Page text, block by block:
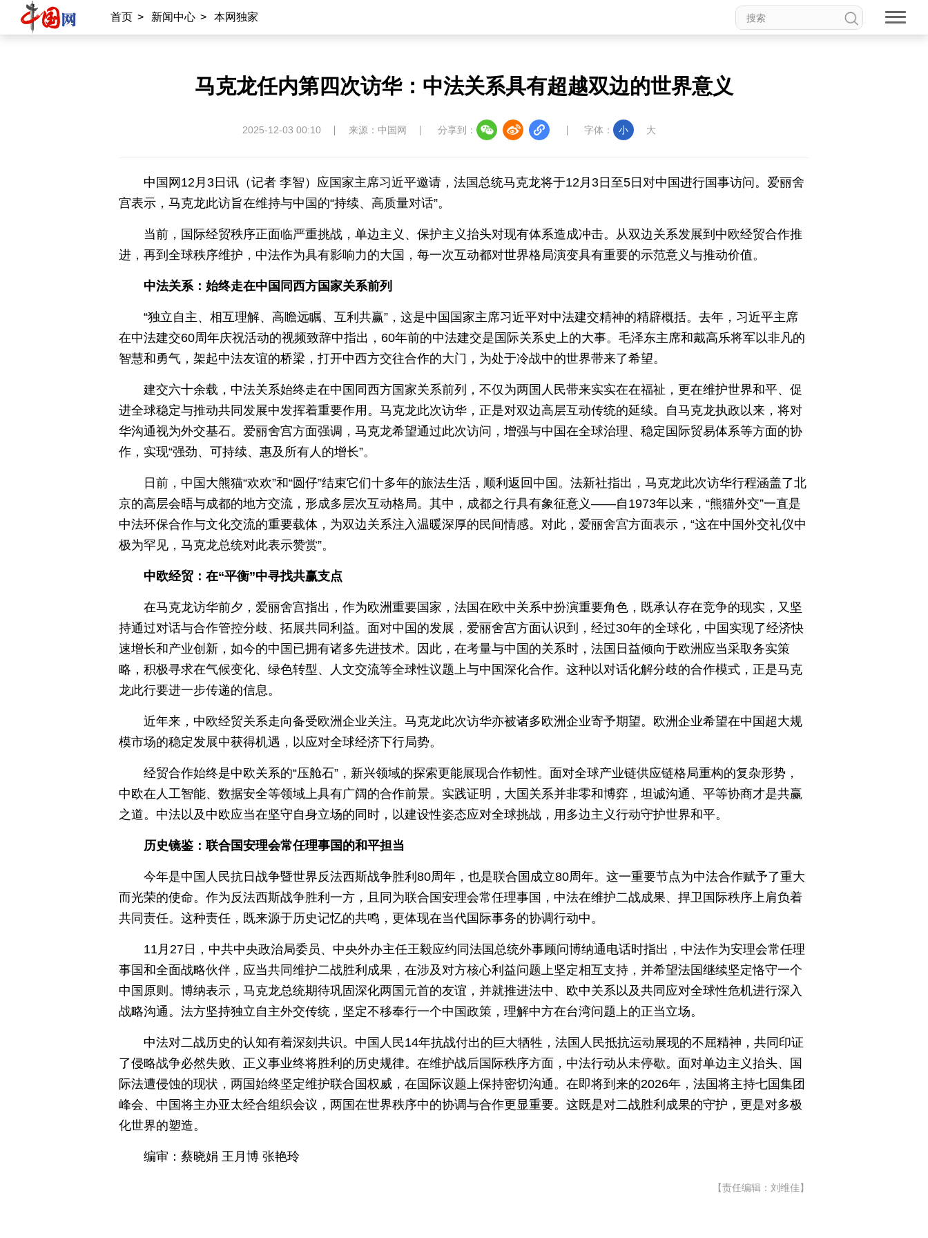
首页 > 新闻中心 > 本网独家
马克龙任内第四次访华：中法关系具有超越双边的世界意义
2025-12-03 00:10 来源：中国网 分享到： 字体： 小 大
中国网12月3日讯（记者 李智）应国家主席习近平邀请，法国总统马克龙将于12月3日至5日对中国进行国事访问。爱丽舍
宫表示，马克龙此访旨在维持与中国的“持续、高质量对话”。
当前，国际经贸秩序正面临严重挑战，单边主义、保护主义抬头对现有体系造成冲击。从双边关系发展到中欧经贸合作推
进，再到全球秩序维护，中法作为具有影响力的大国，每一次互动都对世界格局演变具有重要的示范意义与推动价值。
中法关系：始终走在中国同西方国家关系前列
“独立自主、相互理解、高瞻远瞩、互利共赢”，这是中国国家主席习近平对中法建交精神的精辟概括。去年，习近平主席
在中法建交60周年庆祝活动的视频致辞中指出，60年前的中法建交是国际关系史上的大事。毛泽东主席和戴高乐将军以非凡的
智慧和勇气，架起中法友谊的桥梁，打开中西方交往合作的大门，为处于冷战中的世界带来了希望。
建交六十余载，中法关系始终走在中国同西方国家关系前列，不仅为两国人民带来实实在在福祉，更在维护世界和平、促
进全球稳定与推动共同发展中发挥着重要作用。马克龙此次访华，正是对双边高层互动传统的延续。自马克龙执政以来，将对
华沟通视为外交基石。爱丽舍宫方面强调，马克龙希望通过此次访问，增强与中国在全球治理、稳定国际贸易体系等方面的协
作，实现“强劲、可持续、惠及所有人的增长”。
日前，中国大熊猫“欢欢”和“圆仔”结束它们十多年的旅法生活，顺利返回中国。法新社指出，马克龙此次访华行程涵盖了北
京的高层会晤与成都的地方交流，形成多层次互动格局。其中，成都之行具有象征意义——自1973年以来，“熊猫外交”一直是
中法环保合作与文化交流的重要载体，为双边关系注入温暖深厚的民间情感。对此，爱丽舍宫方面表示，“这在中国外交礼仪中
极为罕见，马克龙总统对此表示赞赏”。
中欧经贸：在“平衡”中寻找共赢支点
在马克龙访华前夕，爱丽舍宫指出，作为欧洲重要国家，法国在欧中关系中扮演重要角色，既承认存在竞争的现实，又坚
持通过对话与合作管控分歧、拓展共同利益。面对中国的发展，爱丽舍宫方面认识到，经过30年的全球化，中国实现了经济快
速增长和产业创新，如今的中国已拥有诸多先进技术。因此，在考量与中国的关系时，法国日益倾向于欧洲应当采取务实策
略，积极寻求在气候变化、绿色转型、人文交流等全球性议题上与中国深化合作。这种以对话化解分歧的合作模式，正是马克
龙此行要进一步传递的信息。
近年来，中欧经贸关系走向备受欧洲企业关注。马克龙此次访华亦被诸多欧洲企业寄予期望。欧洲企业希望在中国超大规
模市场的稳定发展中获得机遇，以应对全球经济下行局势。
经贸合作始终是中欧关系的“压舱石”，新兴领域的探索更能展现合作韧性。面对全球产业链供应链格局重构的复杂形势，
中欧在人工智能、数据安全等领域上具有广阔的合作前景。实践证明，大国关系并非零和博弈，坦诚沟通、平等协商才是共赢
之道。中法以及中欧应当在坚守自身立场的同时，以建设性姿态应对全球挑战，用多边主义行动守护世界和平。
历史镜鉴：联合国安理会常任理事国的和平担当
今年是中国人民抗日战争暨世界反法西斯战争胜利80周年，也是联合国成立80周年。这一重要节点为中法合作赋予了重大
而光荣的使命。作为反法西斯战争胜利一方，且同为联合国安理会常任理事国，中法在维护二战成果、捍卫国际秩序上肩负着
共同责任。这种责任，既来源于历史记忆的共鸣，更体现在当代国际事务的协调行动中。
11月27日，中共中央政治局委员、中央外办主任王毅应约同法国总统外事顾问博纳通电话时指出，中法作为安理会常任理
事国和全面战略伙伴，应当共同维护二战胜利成果，在涉及对方核心利益问题上坚定相互支持，并希望法国继续坚定恪守一个
中国原则。博纳表示，马克龙总统期待巩固深化两国元首的友谊，并就推进法中、欧中关系以及共同应对全球性危机进行深入
战略沟通。法方坚持独立自主外交传统，坚定不移奉行一个中国政策，理解中方在台湾问题上的正当立场。
中法对二战历史的认知有着深刻共识。中国人民14年抗战付出的巨大牺牲，法国人民抵抗运动展现的不屈精神，共同印证
了侵略战争必然失败、正义事业终将胜利的历史规律。在维护战后国际秩序方面，中法行动从未停歇。面对单边主义抬头、国
际法遭侵蚀的现状，两国始终坚定维护联合国权威，在国际议题上保持密切沟通。在即将到来的2026年，法国将主持七国集团
峰会、中国将主办亚太经合组织会议，两国在世界秩序中的协调与合作更显重要。这既是对二战胜利成果的守护，更是对多极
化世界的塑造。
编审：蔡晓娟 王月博 张艳玲
【责任编辑：刘维佳】